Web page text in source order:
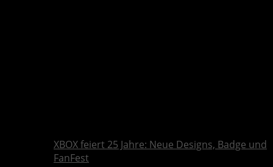
XBOX feiert 25 Jahre: Neue Designs, Badge und
FanFest